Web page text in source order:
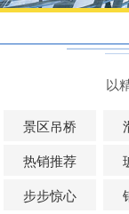
1
以
景区吊桥
热销推荐
步步惊心